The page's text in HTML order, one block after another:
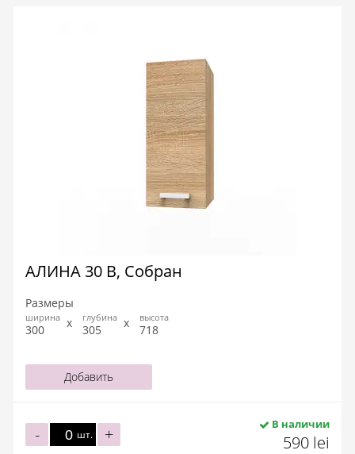
АЛИНА 30 В, Собран
Размеры
ширина
300
глубина
305
высота
718
Добавить
шт. +
- В наличии
590 lei